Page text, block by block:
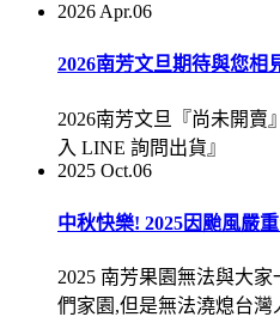
2026 Apr.06
2026南芳文旦期待與您相
2026南芳文旦『尚未開賣
入 LINE 詢問出貨』
2025 Oct.06
中秋快樂! 2025因颱風嚴
2025 南芳果園無法與大
們家園,但是無法澆熄台